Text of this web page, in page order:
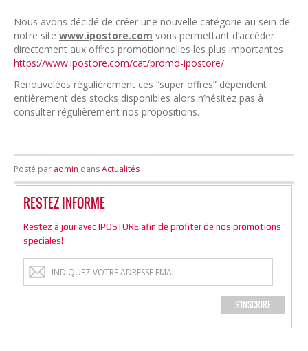
Nous avons décidé de créer une nouvelle catégorie au sein de
notre site www.ipostore.com vous permettant d’accéder
directement aux offres promotionnelles les plus importantes :
https://www.ipostore.com/cat/promo-ipostore/
Renouvelées régulièrement ces “super offres” dépendent
entièrement des stocks disponibles alors n’hésitez pas à
consulter régulièrement nos propositions.
Posté par admin dansActualités
RESTEZ INFORME
Restez à jour avec IPOSTORE afin de profiter de nos promotions
spéciales!